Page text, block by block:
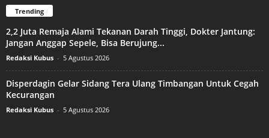
Trending
2,2 Juta Remaja Alami Tekanan Darah Tinggi, Dokter Jantung:
Jangan Anggap Sepele, Bisa Berujung...
Redaksi Kubus - 5 Agustus 2026
Disperdagin Gelar Sidang Tera Ulang Timbangan Untuk Cegah
Kecurangan
Redaksi Kubus - 5 Agustus 2026